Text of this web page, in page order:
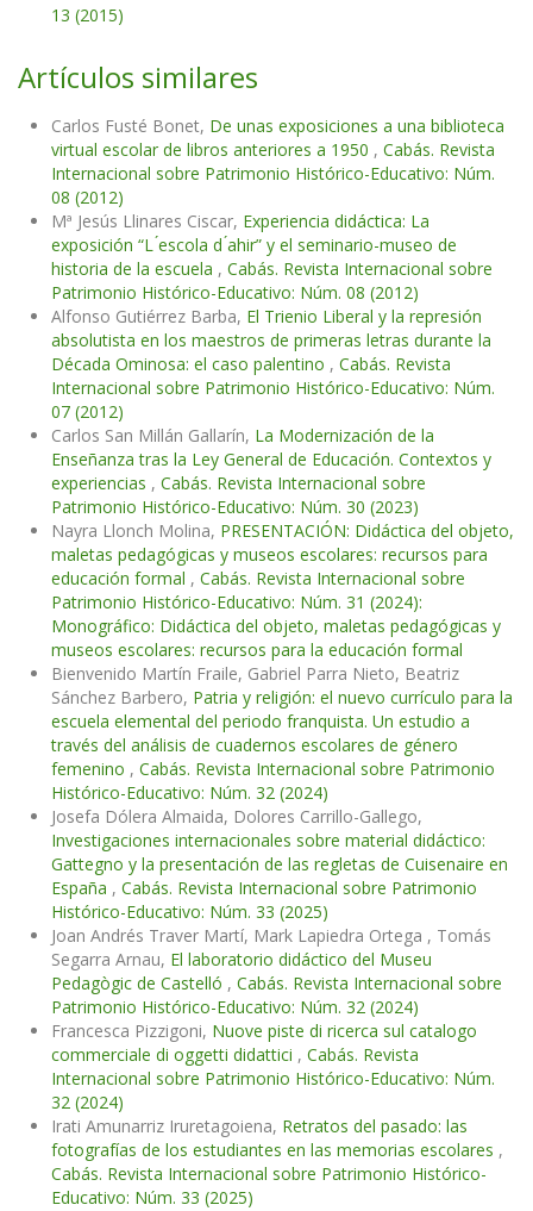
13 (2015)
Artículos similares
Carlos Fusté Bonet, De unas exposiciones a una biblioteca
virtual escolar de libros anteriores a 1950 , Cabás. Revista
Internacional sobre Patrimonio Histórico-Educativo: Núm.
08 (2012)
Mª Jesús Llinares Ciscar, Experiencia didáctica: La
exposición “L ́escola d ́ahir” y el seminario-museo de
historia de la escuela , Cabás. Revista Internacional sobre
Patrimonio Histórico-Educativo: Núm. 08 (2012)
Alfonso Gutiérrez Barba, El Trienio Liberal y la represión
absolutista en los maestros de primeras letras durante la
Década Ominosa: el caso palentino , Cabás. Revista
Internacional sobre Patrimonio Histórico-Educativo: Núm.
07 (2012)
Carlos San Millán Gallarín, La Modernización de la
Enseñanza tras la Ley General de Educación. Contextos y
experiencias , Cabás. Revista Internacional sobre
Patrimonio Histórico-Educativo: Núm. 30 (2023)
Nayra Llonch Molina, PRESENTACIÓN: Didáctica del objeto,
maletas pedagógicas y museos escolares: recursos para
educación formal , Cabás. Revista Internacional sobre
Patrimonio Histórico-Educativo: Núm. 31 (2024):
Monográfico: Didáctica del objeto, maletas pedagógicas y
museos escolares: recursos para la educación formal
Bienvenido Martín Fraile, Gabriel Parra Nieto, Beatriz
Sánchez Barbero, Patria y religión: el nuevo currículo para la
escuela elemental del periodo franquista. Un estudio a
través del análisis de cuadernos escolares de género
femenino , Cabás. Revista Internacional sobre Patrimonio
Histórico-Educativo: Núm. 32 (2024)
Josefa Dólera Almaida, Dolores Carrillo-Gallego,
Investigaciones internacionales sobre material didáctico:
Gattegno y la presentación de las regletas de Cuisenaire en
España , Cabás. Revista Internacional sobre Patrimonio
Histórico-Educativo: Núm. 33 (2025)
Joan Andrés Traver Martí, Mark Lapiedra Ortega , Tomás
Segarra Arnau, El laboratorio didáctico del Museu
Pedagògic de Castelló , Cabás. Revista Internacional sobre
Patrimonio Histórico-Educativo: Núm. 32 (2024)
Francesca Pizzigoni, Nuove piste di ricerca sul catalogo
commerciale di oggetti didattici , Cabás. Revista
Internacional sobre Patrimonio Histórico-Educativo: Núm.
32 (2024)
Irati Amunarriz Iruretagoiena, Retratos del pasado: las
fotografías de los estudiantes en las memorias escolares ,
Cabás. Revista Internacional sobre Patrimonio Histórico-
Educativo: Núm. 33 (2025)